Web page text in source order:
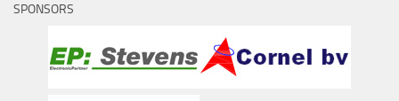
SPONSORS